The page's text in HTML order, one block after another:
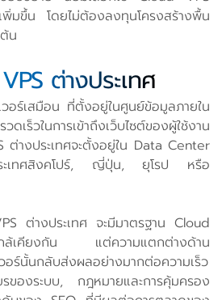
มขึ้น โดยไม่ต้องลงทุนโครงสร้างพื้น
น
ต่างประเทศ
อร์เสมือน ที่ตั้งอยู่ในศูนย์ข้อมูลภายใน
ดเร็วในการเข้าถึงเว็บไซต์ของผู้ใช้งาน
ต่างประเทศจะตั้งอยู่ใน Data Center
เทศสิงคโปร์, ญี่ปุ่น, ยุโรป หรือ
ต่างประเทศ จะมีมาตรฐาน Cloud
คียงกัน แต่ความแตกต่างด้าน
อร์นั้นกลับส่งผลอย่างมากต่อความเร็ว
ของระบบ, กฎหมายและการคุ้มครอง